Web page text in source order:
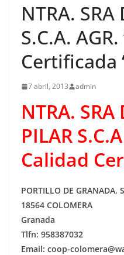
NTRA. SRA
S.C.A.
Certificada
7 abril, 2013 admin
NTRA. SRA
PILAR
Calidad
PORTILLO DE GRANADA,
18564 COLOMERA
Granada
Tlfn: 958387032
Email: coop-